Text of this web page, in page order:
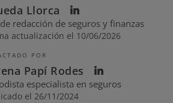
Llorca
de redacción de seguros y finanzas
actualización el 10/06/2026
POR
Papí Rodes
especialista en seguros
el 26/11/2024